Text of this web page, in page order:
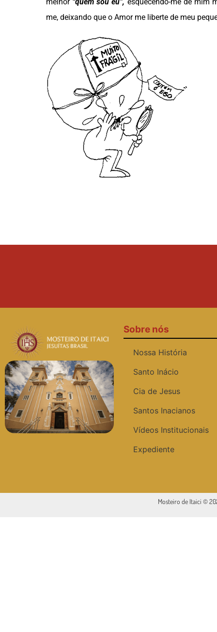
melhor “quem sou eu”, esquecendo-me de mim
me, deixando que o Amor me liberte de meu
Sobre nós
Nossa História
Santo Inácio
Cia de Jesus
Santos Inacianos
Vídeos Institucionais
Expediente
Mosteiro de Itaici ©